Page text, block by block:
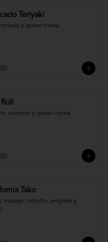
Teriyaki
teriyaki y queso crema.
camarón y queso crema.
Tako
masago, cebollín, jengibre y